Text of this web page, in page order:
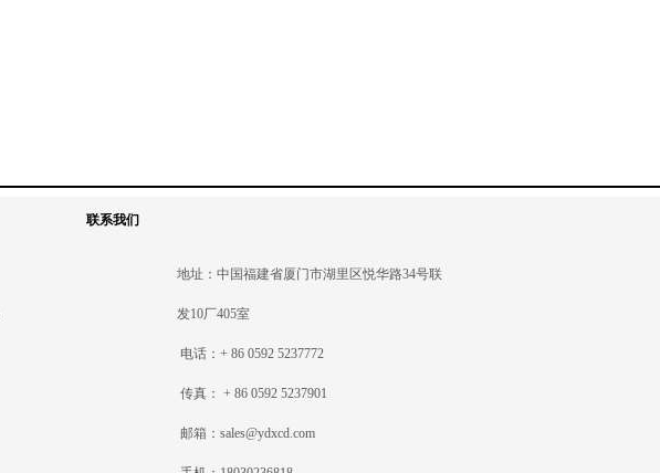
联系我们
地址：中国福建省厦门市湖里区悦华路34号联
发10厂405室
电话：+ 86 0592 5237772
传真： + 86 0592 5237901
邮箱：sales@ydxcd.com